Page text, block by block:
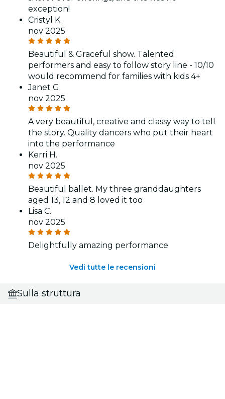
exception!
Cristyl K.
nov 2025
Beautiful & Graceful show. Talented
performers and easy to follow story line - 10/10
would recommend for families with kids 4+
Janet G.
nov 2025
A very beautiful, creative and classy way to tell
the story. Quality dancers who put their heart
into the performance
Kerri H.
nov 2025
Beautiful ballet. My three granddaughters
aged 13, 12 and 8 loved it too
Lisa C.
nov 2025
Delightfully amazing performance
Vedi tutte le recensioni
Sulla struttura